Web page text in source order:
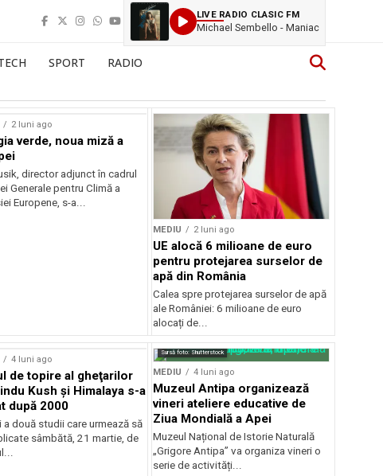
LIVE RADIO CLASIC FM
Michael Sembello - Maniac
SPORT RADIO
2 luni ago
verde, noua miză a
director adjunct în cadrul
Generale pentru Climă a
Europene, s-a...
MEDIU 2 luni ago
UE alocă 6 milioane de euro
pentru protejarea surselor de
apă din România
Calea spre protejarea surselor de apă
ale României: 6 milioane de euro
alocați de...
4 luni ago
de topire al gheţarilor
Kush şi Himalaya s-a
după 2000
a două studii care urmează să
sâmbătă, 21 martie, de
Sursă foto: Shutterstock
MEDIU 4 luni ago
Muzeul Antipa organizează
vineri ateliere educative de
Ziua Mondială a Apei
Muzeul Național de Istorie Naturală
„Grigore Antipa” va organiza vineri o
serie de activități...